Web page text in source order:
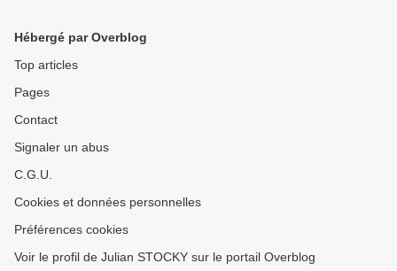
Hébergé par Overblog
Top articles
Pages
Contact
Signaler un abus
C.G.U.
Cookies et données personnelles
Préférences cookies
Voir le profil de Julian STOCKY sur le portail Overblog